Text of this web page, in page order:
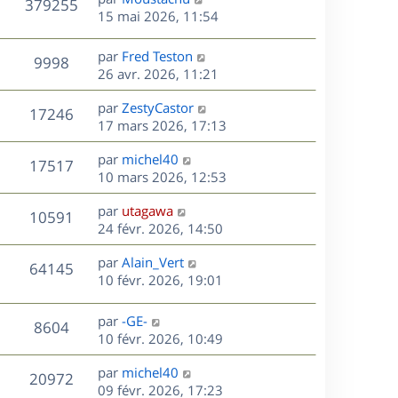
s
a
g
e
m
s
a
e
e
s
i
e
r
m
e
s
a
e
379255
u
e
n
i
e
r
m
e
s
s
a
g
e
15 mai 2026, 11:54
9998V
u
e
s
D
e
r
n
i
e
r
m
e
s
s
a
g
e
par Fred Teston
26 avr. 2026, 11:21
17246V
u
D
e
r
n
i
e
r
m
e
s
s
a
g
e
par ZestyCastor
17 mars 2026, 17:13
17517V
u
D
e
r
n
i
e
r
m
e
s
s
a
g
e
par michel40
10 mars 2026, 12:53
10591
u
D
e
r
n
i
e
r
m
e
s
s
par utagawa
24 févr. 2026, 14:50
64145V
u
D
e
n
i
e
r
m
par Alain_Vert
10 févr. 2026, 19:01
8604V
u
e
D
e
r
n
i
par -GE-
10 févr. 2026, 10:49
20972V
D
e
par michel40
09 févr. 2026, 17:23